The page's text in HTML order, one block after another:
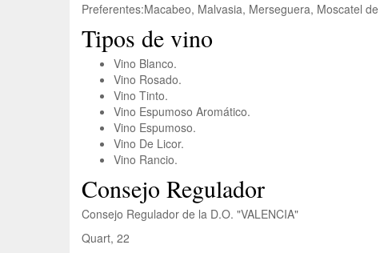
Preferentes:Macabeo, Malvasia, Merseguera, Moscatel
Tipos de vino
Vino Blanco.
Vino Rosado.
Vino Tinto.
Vino Espumoso Aromático.
Vino Espumoso.
Vino De Licor.
Vino Rancio.
Consejo Regulador
Consejo Regulador de la D.O. "VALENCIA"
Quart, 22